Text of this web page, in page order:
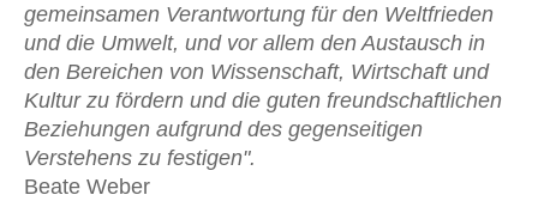
gemeinsamen Verantwortung für den Weltfrieden
und die Umwelt, und vor allem den Austausch in
den Bereichen von Wissenschaft, Wirtschaft und
Kultur zu fördern und die guten freundschaftlichen
Beziehungen aufgrund des gegenseitigen
Verstehens zu festigen".
Beate Weber